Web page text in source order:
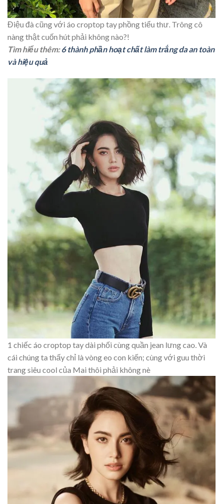
Điệu đà cũng với áo croptop tay phồng tiểu thư. Trông cô
nàng thật cuốn hút phải không nào?!
Tìm hiểu thêm:6 thành phần hoạt chất làm trắng da an toàn
và hiệu quả
1 chiếc áo croptop tay dài phối cùng quần jean lưng cao. Và
cái chúng ta thấy chỉ là vòng eo con kiến; cùng với guu thời
trang siêu cool của Mai thôi phải không nè